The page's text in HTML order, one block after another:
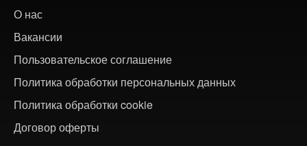
О нас
Вакансии
Пользовательское соглашение
Политика обработки персональных данных
Политика обработки cookie
Договор оферты